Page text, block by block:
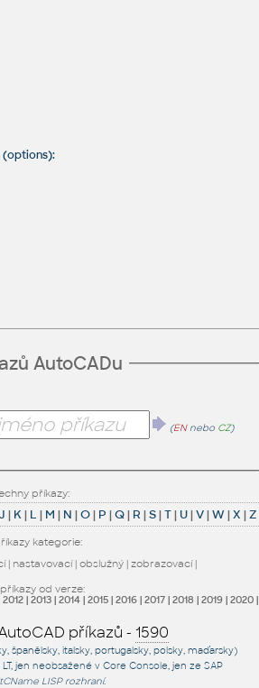
(options):
AutoCADu
(ENnebo CZ)
příkazy:
J | K| L | M | N |O| P |Q| R |S|T| U|V|W|X |Z
kategorie:
| nastavovací| obslužný| zobrazovací|
od verze:
2012| 2013| 2014| 2015| 2016| 2017| 2018 | 2019| 2020|
příkazů - 1590
španělsky, italsky, portugalsky, polsky, maďarsky)
, jenneobsažené v Core Console, jenze SAP
LISP rozhraní.